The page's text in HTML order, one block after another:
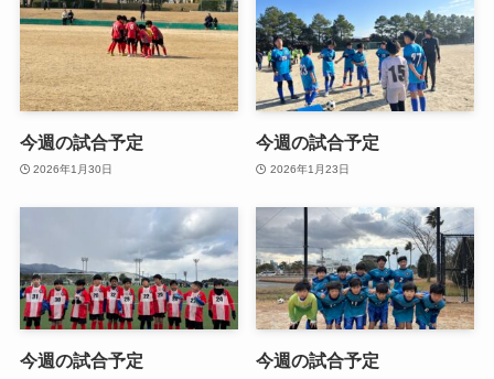
今週の試合予定
2026年1月30日
今週の試合予定
2026年1月23日
今週の試合予定 今週の試合予定